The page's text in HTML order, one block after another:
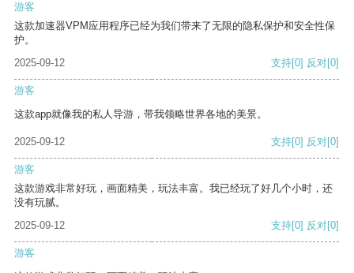
游客
这款加速器VPM应用程序已经为我们带来了无限的隐私保护和安全性保
护。
2025-09-12
支持[0] 反对[0]
游客
这款app就像我的私人导游，带我领略世界各地的美景。
2025-09-12 支持[0] 反对[0]
游客
这款游戏非常好玩，画面精美，玩法丰富。我已经玩了好几个小时，还
没有玩腻。
2025-09-12
支持[0] 反对[0]
游客